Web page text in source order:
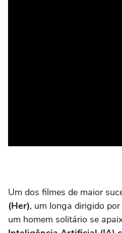
Um dos filmes de maior
(Her), um longa dirigido por
um homem solitário se